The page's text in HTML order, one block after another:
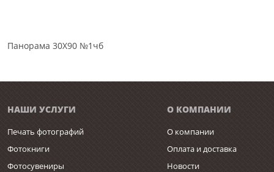
Панорама 30Х90 №1чб
НАШИ УСЛУГИ
Печать фотографий
Фотокниги
Фотосувениры
О КОМПАНИИ
О компании
Оплата и доставка
Новости